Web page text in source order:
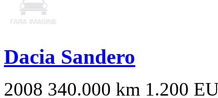
Dacia Sandero
2008 340.000 km 1.200